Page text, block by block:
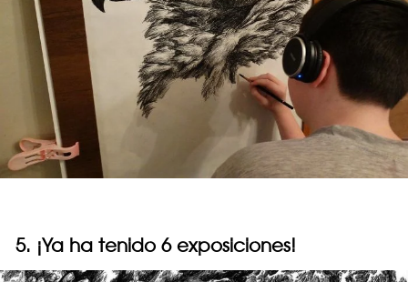
5. ¡Ya ha tenido 6 exposiciones!